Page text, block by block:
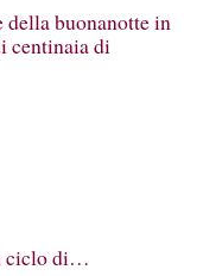
della buonanotte in
centinaia di
ciclo di…